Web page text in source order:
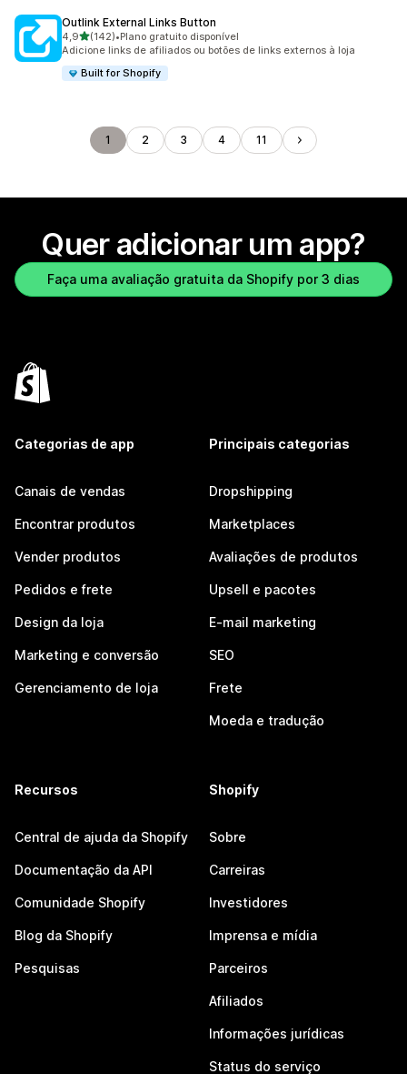
Outlink External Links Button
4,9de 5 estrelas
(142)
142 avaliações ao todo
•Plano gratuito disponível
Adicione links de afiliados ou botões de links externos à loja
Built for Shopify
1 2 3 4 11
Quer adicionar um app?
Faça uma avaliação gratuita da Shopify por 3 dias
Categorias de app
Canais de vendas
Encontrar produtos
Vender produtos
Pedidos e frete
Design da loja
Marketing e conversão
Gerenciamento de loja
Principais categorias
Dropshipping
Marketplaces
Avaliações de produtos
Upsell e pacotes
E-mail marketing
SEO
Frete
Moeda e tradução
Recursos
Central de ajuda da Shopify
Documentação da API
Comunidade Shopify
Blog da Shopify
Pesquisas
Shopify
Sobre
Carreiras
Investidores
Imprensa e mídia
Parceiros
Afiliados
Informações jurídicas
Status do serviço